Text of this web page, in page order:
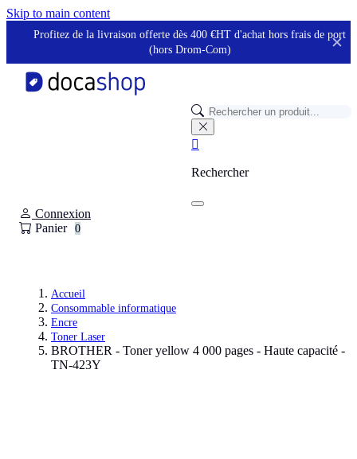
Skip to main content
Profitez de la livraison offerte dès 400 €HT d'achat hors frais de port
(hors Drom-Com)
✕

Rechercher
Connexion
Panier
0
Accueil
Consommable informatique
Encre
Toner Laser
BROTHER - Toner yellow 4 000 pages - Haute capacité -
TN-423Y
Panneau de gestion des cookies